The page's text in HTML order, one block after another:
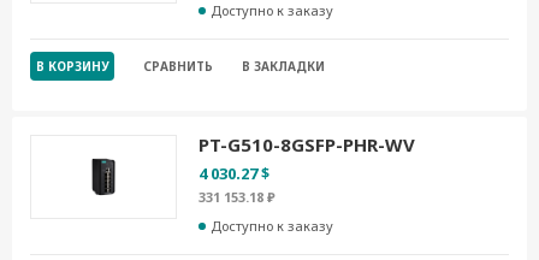
Доступно к заказу
В КОРЗИНУ СРАВНИТЬ В ЗАКЛАДКИ
PT-G510-8GSFP-PHR-WV
4 030.27 $
331 153.18 ₽
Доступно к заказу